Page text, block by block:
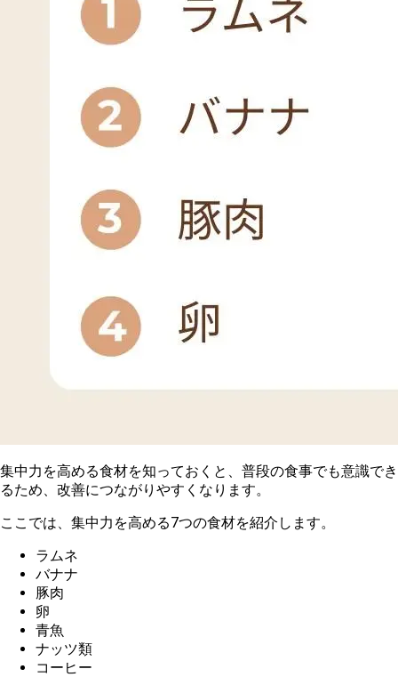
集中力を高める食材を知っておくと、普段の食事でも意識でき
るため、改善につながりやすくなります。
こ こでは、集中力を高める7つの食材を紹介します。
ラムネ
バナナ
豚肉
卵
青魚
ナッツ類
コーヒー